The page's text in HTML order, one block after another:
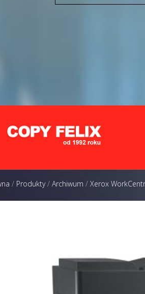
/ Produkty/ Archiwum / Xerox